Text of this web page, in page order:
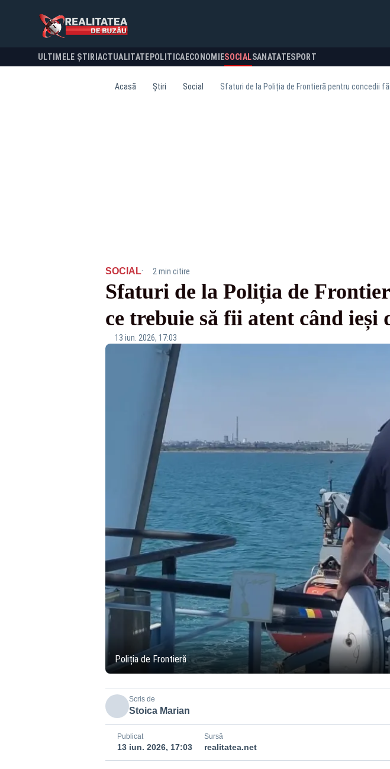
ULTIMELE ȘTIRI ACTUALITATE POLITICA ECONOMIESOCIALSANATATESPORT
Acasă Știri Social Sfaturi de la Poliția de Frontieră pentru concedii
SOCIAL· 2 min citire
Sfaturi de la Poliția de
ce trebuie să fii atent când ieși
13 iun. 2026, 17:03
Poliția de Frontieră
Scris de
Stoica Marian
Publicat
13 iun. 2026, 17:03
Sursă
realitatea.net